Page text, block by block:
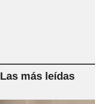
Las más leídas